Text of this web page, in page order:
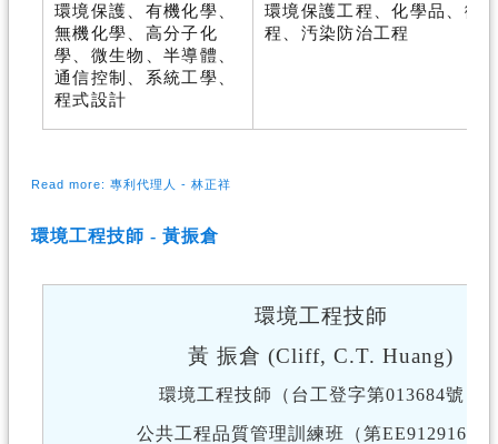
環境保護、有機化學、
無機化學、高分子化
學、微生物、半導體、
通信控制、系統工學、
程式設計
環境保護工程、化學品、微
程、汚染防治工程
Read more: 專利代理人 - 林正祥
環境工程技師 - 黃振倉
環境工程技師
黃 振倉 (Cliff, C.T. Huang)
環境工程技師（台工登字第013684號）
公共工程品質管理訓練班（第EE912916號